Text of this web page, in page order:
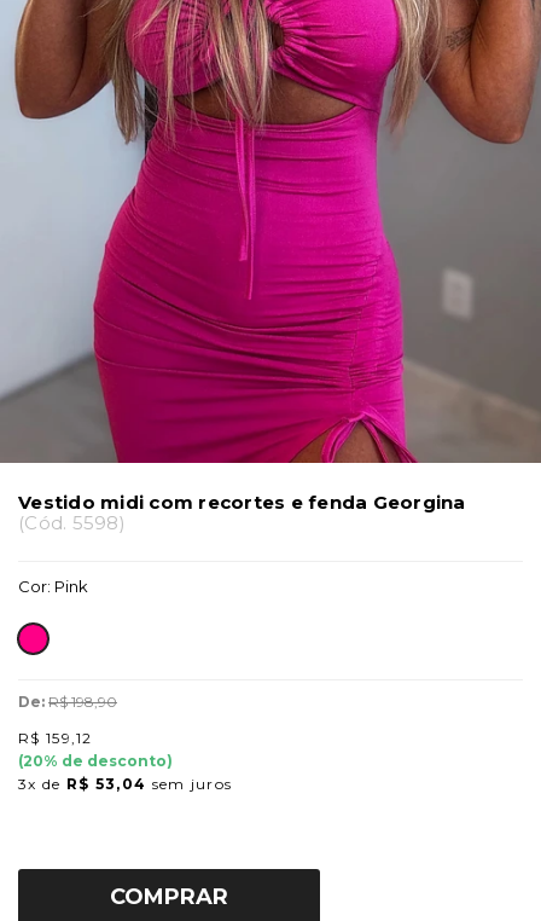
Vestido midi com recortes e fenda Georgina
(Cód. 5598)
Cor: Pink
De: R$ 198,90
R$ 159,12
(20% de desconto)
3x de R$ 53,04 sem juros
COMPRAR